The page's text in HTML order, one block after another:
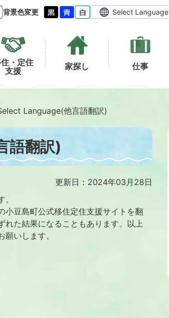
背景色変更 Select Language
・定住
支援
家探し 仕事
Language(他言語翻訳)
語翻訳)
更新日：2024年03月28日
小豆島町公式移住定住支援サイトを翻
れた結果になることもあります。以上
いします。